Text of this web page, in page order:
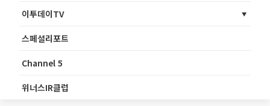
이투데이TV
스페셜리포트
Channel 5
위너스IR클럽